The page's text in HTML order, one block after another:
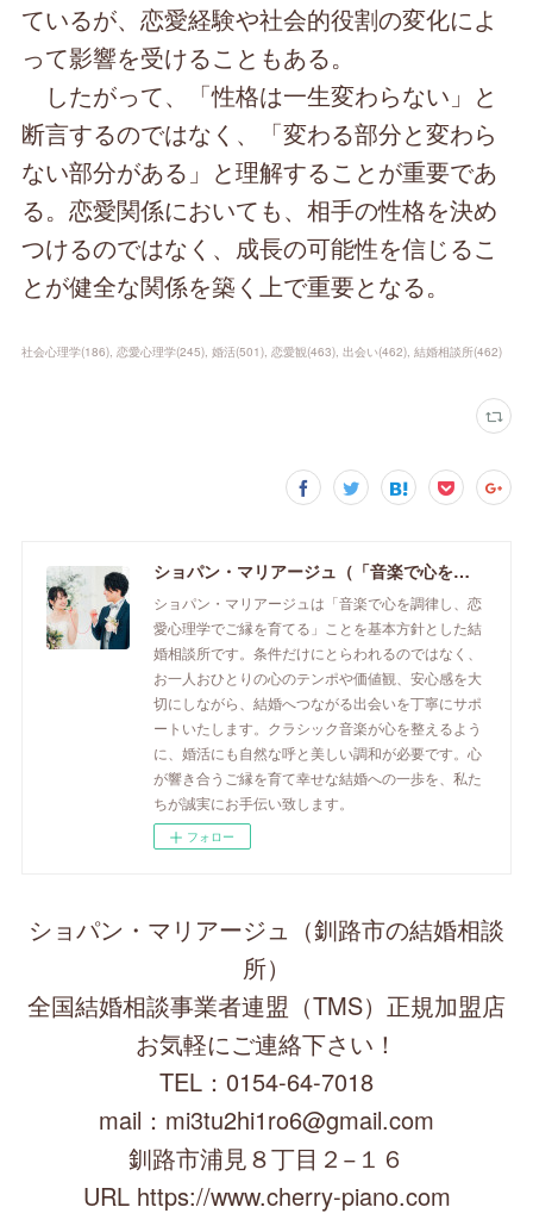
ているが、恋愛経験や社会的役割の変化によ
って影響を受けることもある。
したがって、「性格は一生変わらない」と
断言するのではなく、「変わる部分と変わら
ない部分がある」と理解することが重要であ
る。恋愛関係においても、相手の性格を決め
つけるのではなく、成長の可能性を信じるこ
とが健全な関係を築く上で重要となる。
社会心理学(186) 恋愛心理学(245) 婚活(501) 恋愛観(463) 出会い(462) 結婚相談所(462)
ショパン・マリアージュ（「音楽で心を調律し恋愛心理学でご縁を育てる」釧路市の結婚相談所）/ 全国結婚相談事業者連盟正規加盟店 / cherry-piano.com
ショパン・マリアージュは「音楽で心を調律し、恋
愛心理学でご縁を育てる」ことを基本方針とした結
婚相談所です。条件だけにとらわれるのではなく、
お一人おひとりの心のテンポや価値観、安心感を大
切にしながら、結婚へつながる出会いを丁寧にサポ
ートいたします。クラシック音楽が心を整えるよう
に、婚活にも自然な呼と美しい調和が必要です。心
が響き合うご縁を育て幸せな結婚への一歩を、私た
ちが誠実にお手伝い致します。
フォロー
ショパン・マリアージュ（釧路市の結婚相談
所）
全国結婚相談事業者連盟（TMS）正規加盟店
お気軽にご連絡下さい！
TEL：0154-64-7018
mail：mi3tu2hi1ro6@gmail.com
釧路市浦見８丁目２−１６
URL https://www.cherry-piano.com